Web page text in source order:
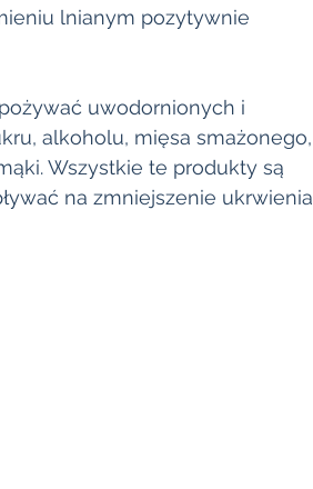
lnianym pozytywnie
uwodornionych i
alkoholu, mięsa smażonego,
Wszystkie te produkty są
na zmniejszenie ukrwienia